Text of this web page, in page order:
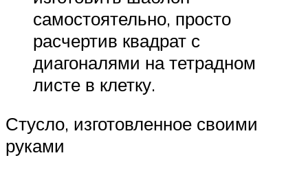
самостоятельно, просто
расчертив квадрат с
диагоналями на тетрадном
листе в клетку.
Стусло, изготовленное своими
руками